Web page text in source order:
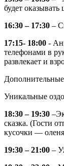
будет
16:30 – 17:30 –
17:15- 18:00 -
телефонами в
развлекает и
Уникальные
18:30 – 19:30
сказка. (Гости
кусочки —
19:30 – 21:00 –